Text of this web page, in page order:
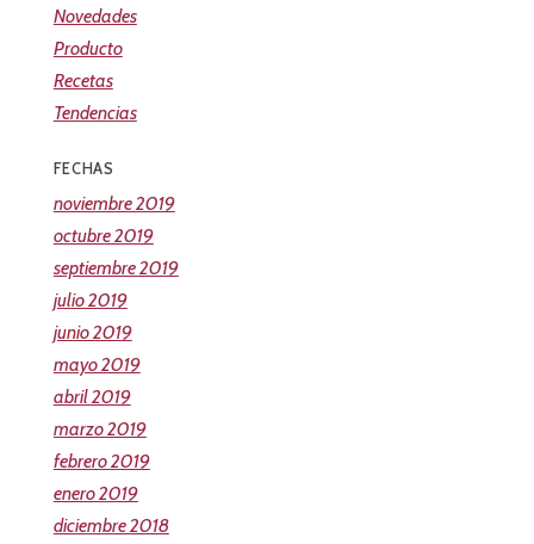
Novedades
Producto
Recetas
Tendencias
FECHAS
noviembre 2019
octubre 2019
septiembre 2019
julio 2019
junio 2019
mayo 2019
abril 2019
marzo 2019
febrero 2019
enero 2019
diciembre 2018